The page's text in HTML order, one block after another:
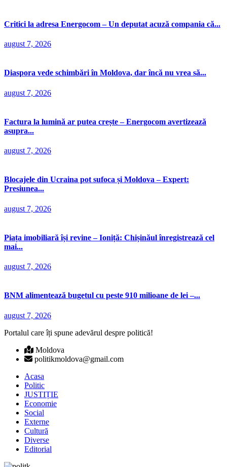
Critici la adresa Energocom – Un deputat acuză compania că...
august 7, 2026
Diaspora vede schimbări în Moldova, dar încă nu vrea să...
august 7, 2026
Factura la lumină ar putea crește – Energocom avertizează
asupra...
august 7, 2026
Blocajele din Ucraina pot sufoca și Moldova – Expert:
Presiunea...
august 7, 2026
Piața imobiliară își revine – Ioniță: Chișinăul înregistrează cel
mai...
august 7, 2026
BNM alimentează bugetul cu peste 910 milioane de lei –...
august 7, 2026
Portalul care îți spune adevărul despre politică!
Moldova
politikmoldova@gmail.com
Acasa
Politic
JUSTIȚIE
Economie
Social
Externe
Cultură
Diverse
Editorial